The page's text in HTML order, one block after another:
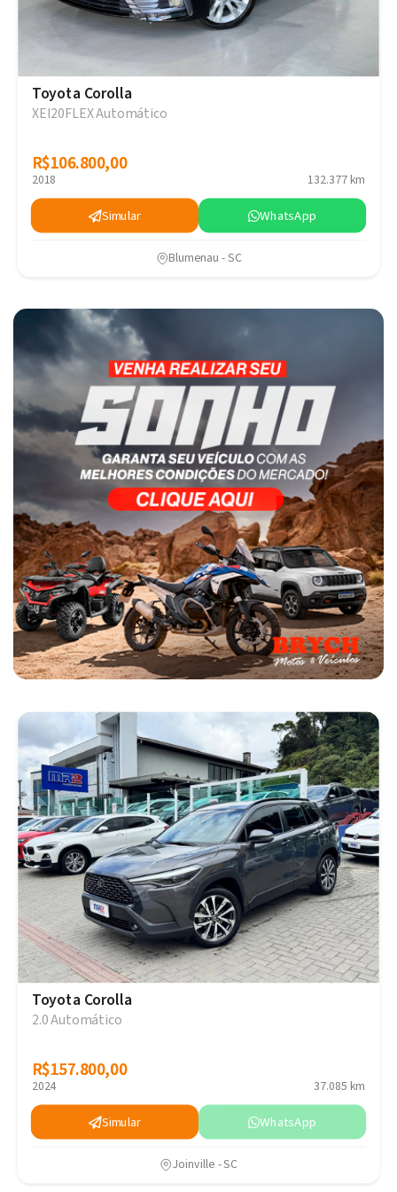
Toyota Corolla
XEI20FLEX Automático
R$106.800,00
R$106.800,00
2018 132.377 km
Simular WhatsApp
Blumenau - SC
Toyota Corolla
2.0 Automático
R$157.800,00
R$157.800,00
2024 37.085 km
Simular WhatsApp
Joinville - SC